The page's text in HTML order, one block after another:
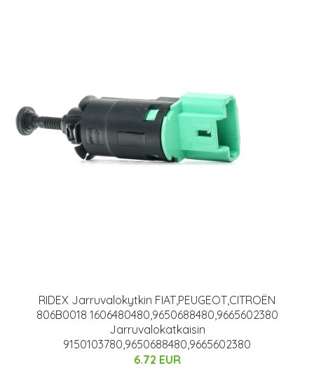
RIDEX Jarruvalokytkin FIAT,PEUGEOT,CITROËN
806B0018 1606480480,9650688480,9665602380
Jarruvalokatkaisin
9150103780,9650688480,9665602380
6.72 EUR